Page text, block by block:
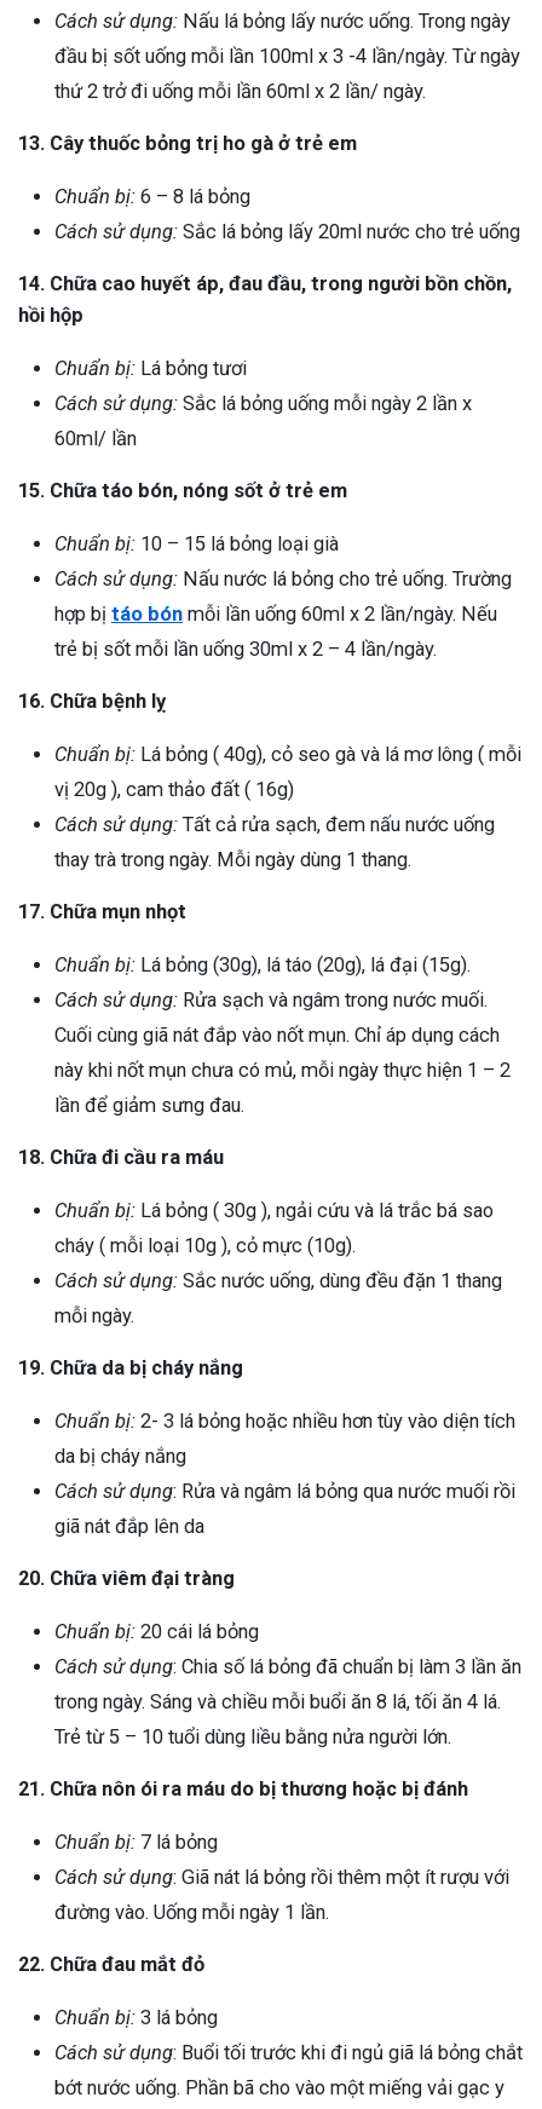
Cách sử dụng: Nấu lá bỏng lấy nước uống. Trong ngày
đầu bị sốt uống mỗi lần 100ml x 3 -4 lần/ngày. Từ ngày
thứ 2 trở đi uống mỗi lần 60ml x 2 lần/ ngày.
13. Cây thuốc bỏng trị ho gà ở trẻ em
Chuẩn bị: 6 – 8 lá bỏng
Cách sử dụng: Sắc lá bỏng lấy 20ml nước cho trẻ uống
14. Chữa cao huyết áp, đau đầu, trong người bồn chồn,
hồi hộp
Chuẩn bị: Lá bỏng tươi
Cách sử dụng: Sắc lá bỏng uống mỗi ngày 2 lần x
60ml/ lần
15. Chữa táo bón, nóng sốt ở trẻ em
Chuẩn bị: 10 – 15 lá bỏng loại già
Cách sử dụng: Nấu nước lá bỏng cho trẻ uống. Trường
hợp bị táo bón mỗi lần uống 60ml x 2 lần/ngày. Nếu
trẻ bị sốt mỗi lần uống 30ml x 2 – 4 lần/ngày.
16. Chữa bệnh lỵ
Chuẩn bị: Lá bỏng ( 40g), cỏ seo gà và lá mơ lông ( mỗi
vị 20g ), cam thảo đất ( 16g)
Cách sử dụng: Tất cả rửa sạch, đem nấu nước uống
thay trà trong ngày. Mỗi ngày dùng 1 thang.
17. Chữa mụn nhọt
Chuẩn bị: Lá bỏng (30g), lá táo (20g), lá đại (15g).
Cách sử dụng: Rửa sạch và ngâm trong nước muối.
Cuối cùng giã nát đắp vào nốt mụn. Chỉ áp dụng cách
này khi nốt mụn chưa có mủ, mỗi ngày thực hiện 1 – 2
lần để giảm sưng đau.
18. Chữa đi cầu ra máu
Chuẩn bị: Lá bỏng ( 30g ), ngải cứu và lá trắc bá sao
cháy ( mỗi loại 10g ), cỏ mực (10g).
Cách sử dụng: Sắc nước uống, dùng đều đặn 1 thang
mỗi ngày.
19. Chữa da bị cháy nắng
Chuẩn bị: 2- 3 lá bỏng hoặc nhiều hơn tùy vào diện tích
da bị cháy nắng
Cách sử dụng: Rửa và ngâm lá bỏng qua nước muối rồi
giã nát đắp lên da
20. Chữa viêm đại tràng
Chuẩn bị: 20 cái lá bỏng
Cách sử dụng: Chia số lá bỏng đã chuẩn bị làm 3 lần ăn
trong ngày. Sáng và chiều mỗi buổi ăn 8 lá, tối ăn 4 lá.
Trẻ từ 5 – 10 tuổi dùng liều bằng nửa người lớn.
21. Chữa nôn ói ra máu do bị thương hoặc bị đánh
Chuẩn bị: 7 lá bỏng
Cách sử dụng: Giã nát lá bỏng rồi thêm một ít rượu với
đường vào. Uống mỗi ngày 1 lần.
22. Chữa đau mắt đỏ
Chuẩn bị: 3 lá bỏng
Cách sử dụng: Buổi tối trước khi đi ngủ giã lá bỏng chắt
bớt nước uống. Phần bã cho vào một miếng vải gạc y